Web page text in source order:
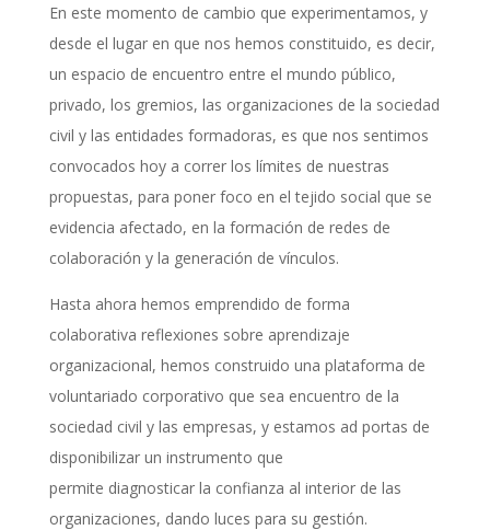
En este momento de cambio que experimentamos, y
desde el lugar en que nos hemos constituido, es decir,
un espacio de encuentro entre el mundo público,
privado, los gremios, las organizaciones de la sociedad
civil y las entidades formadoras, es que nos sentimos
convocados hoy a correr los límites de nuestras
propuestas, para poner foco en el tejido social que se
evidencia afectado, en la formación de redes de
colaboración y la generación de vínculos.
Hasta ahora hemos emprendido de forma
colaborativa reflexiones sobre aprendizaje
organizacional, hemos construido una plataforma de
voluntariado corporativo que sea encuentro de la
sociedad civil y las empresas, y estamos ad portas de
disponibilizar un instrumento que
permite diagnosticar la confianza al interior de las
organizaciones, dando luces para su gestión.